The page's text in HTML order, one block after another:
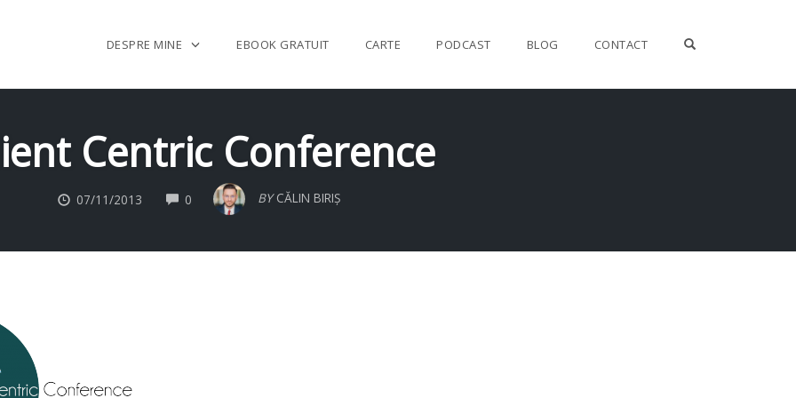
DESPRE MINE EBOOK GRATUIT CARTE PODCAST BLOG CONTACT
Centric Conference
07/11/2013 0 COMMENTS BY CĂLIN BIRIȘ